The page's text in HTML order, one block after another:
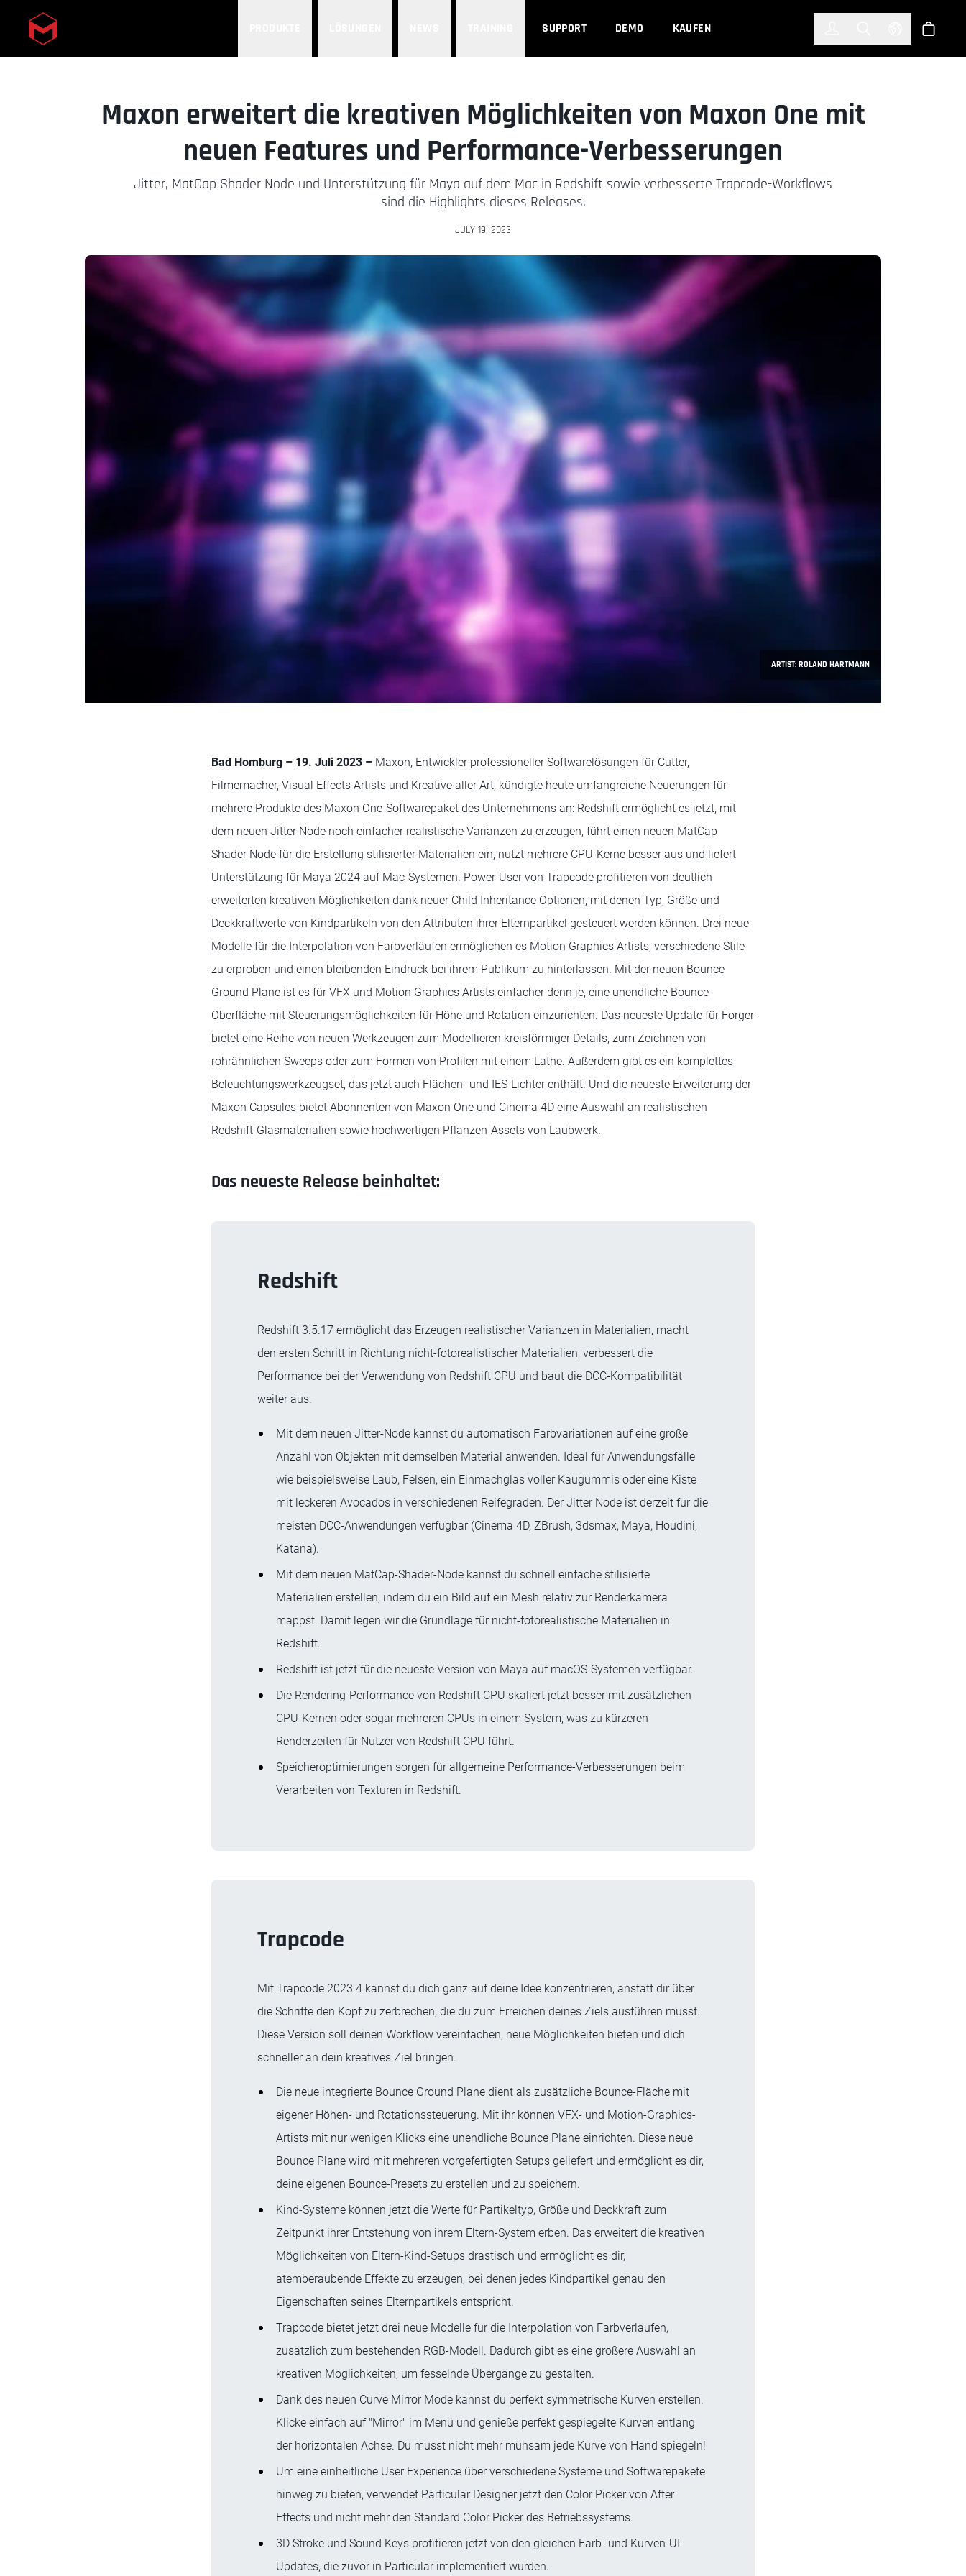
Skip to main content SUPPORT DEMO KAUFEN Select Shop
ARTIST: ROLAND HARTMANN
Maxon erweitert die kreativen Möglichkeiten von Maxon One mit
neuen Features und Performance-Verbesserungen
Jitter, MatCap Shader Node und Unterstützung für Maya auf dem Mac in Redshift sowie verbesserte Trapcode-Workflows
sind die Highlights dieses Releases.
JULY 19, 2023
Bad Homburg – 19. Juli 2023 – Maxon, Entwickler professioneller Softwarelösungen für Cutter,
Filmemacher, Visual Effects Artists und Kreative aller Art, kündigte heute umfangreiche Neuerungen für
mehrere Produkte des Maxon One-Softwarepaket des Unternehmens an: Redshift ermöglicht es jetzt, mit
dem neuen Jitter Node noch einfacher realistische Varianzen zu erzeugen, führt einen neuen MatCap
Shader Node für die Erstellung stilisierter Materialien ein, nutzt mehrere CPU-Kerne besser aus und liefert
Unterstützung für Maya 2024 auf Mac-Systemen. Power-User von Trapcode profitieren von deutlich
erweiterten kreativen Möglichkeiten dank neuer Child Inheritance Optionen, mit denen Typ, Größe und
Deckkraftwerte von Kindpartikeln von den Attributen ihrer Elternpartikel gesteuert werden können. Drei neue
Modelle für die Interpolation von Farbverläufen ermöglichen es Motion Graphics Artists, verschiedene Stile
zu erproben und einen bleibenden Eindruck bei ihrem Publikum zu hinterlassen. Mit der neuen Bounce
Ground Plane ist es für VFX und Motion Graphics Artists einfacher denn je, eine unendliche Bounce-
Oberfläche mit Steuerungsmöglichkeiten für Höhe und Rotation einzurichten. Das neueste Update für Forger
bietet eine Reihe von neuen Werkzeugen zum Modellieren kreisförmiger Details, zum Zeichnen von
rohrähnlichen Sweeps oder zum Formen von Profilen mit einem Lathe. Außerdem gibt es ein komplettes
Beleuchtungswerkzeugset, das jetzt auch Flächen- und IES-Lichter enthält. Und die neueste Erweiterung der
Maxon Capsules bietet Abonnenten von Maxon One und Cinema 4D eine Auswahl an realistischen
Redshift-Glasmaterialien sowie hochwertigen Pflanzen-Assets von Laubwerk.
Das neueste Release beinhaltet:
Redshift
Redshift 3.5.17 ermöglicht das Erzeugen realistischer Varianzen in Materialien, macht
den ersten Schritt in Richtung nicht-fotorealistischer Materialien, verbessert die
Performance bei der Verwendung von Redshift CPU und baut die DCC-Kompatibilität
weiter aus.
Mit dem neuen Jitter-Node kannst du automatisch Farbvariationen auf eine große
Anzahl von Objekten mit demselben Material anwenden. Ideal für Anwendungsfälle
wie beispielsweise Laub, Felsen, ein Einmachglas voller Kaugummis oder eine Kiste
mit leckeren Avocados in verschiedenen Reifegraden. Der Jitter Node ist derzeit für die
meisten DCC-Anwendungen verfügbar (Cinema 4D, ZBrush, 3dsmax, Maya, Houdini,
Katana).
Mit dem neuen MatCap-Shader-Node kannst du schnell einfache stilisierte
Materialien erstellen, indem du ein Bild auf ein Mesh relativ zur Renderkamera
mappst. Damit legen wir die Grundlage für nicht-fotorealistische Materialien in
Redshift.
Redshift ist jetzt für die neueste Version von Maya auf macOS-Systemen verfügbar.
Die Rendering-Performance von Redshift CPU skaliert jetzt besser mit zusätzlichen
CPU-Kernen oder sogar mehreren CPUs in einem System, was zu kürzeren
Renderzeiten für Nutzer von Redshift CPU führt.
Speicheroptimierungen sorgen für allgemeine Performance-Verbesserungen beim
Verarbeiten von Texturen in Redshift.
Trapcode
Mit Trapcode 2023.4 kannst du dich ganz auf deine Idee konzentrieren, anstatt dir über
die Schritte den Kopf zu zerbrechen, die du zum Erreichen deines Ziels ausführen musst.
Diese Version soll deinen Workflow vereinfachen, neue Möglichkeiten bieten und dich
schneller an dein kreatives Ziel bringen.
Die neue integrierte Bounce Ground Plane dient als zusätzliche Bounce-Fläche mit
eigener Höhen- und Rotationssteuerung. Mit ihr können VFX- und Motion-Graphics-
Artists mit nur wenigen Klicks eine unendliche Bounce Plane einrichten. Diese neue
Bounce Plane wird mit mehreren vorgefertigten Setups geliefert und ermöglicht es dir,
deine eigenen Bounce-Presets zu erstellen und zu speichern.
Kind-Systeme können jetzt die Werte für Partikeltyp, Größe und Deckkraft zum
Zeitpunkt ihrer Entstehung von ihrem Eltern-System erben. Das erweitert die kreativen
Möglichkeiten von Eltern-Kind-Setups drastisch und ermöglicht es dir,
atemberaubende Effekte zu erzeugen, bei denen jedes Kindpartikel genau den
Eigenschaften seines Elternpartikels entspricht.
Trapcode bietet jetzt drei neue Modelle für die Interpolation von Farbverläufen,
zusätzlich zum bestehenden RGB-Modell. Dadurch gibt es eine größere Auswahl an
kreativen Möglichkeiten, um fesselnde Übergänge zu gestalten.
Dank des neuen Curve Mirror Mode kannst du perfekt symmetrische Kurven erstellen.
Klicke einfach auf "Mirror" im Menü und genieße perfekt gespiegelte Kurven entlang
der horizontalen Achse. Du musst nicht mehr mühsam jede Kurve von Hand spiegeln!
Um eine einheitliche User Experience über verschiedene Systeme und Softwarepakete
hinweg zu bieten, verwendet Particular Designer jetzt den Color Picker von After
Effects und nicht mehr den Standard Color Picker des Betriebssystems.
3D Stroke und Sound Keys profitieren jetzt von den gleichen Farb- und Kurven-UI-
Updates, die zuvor in Particular implementiert wurden.